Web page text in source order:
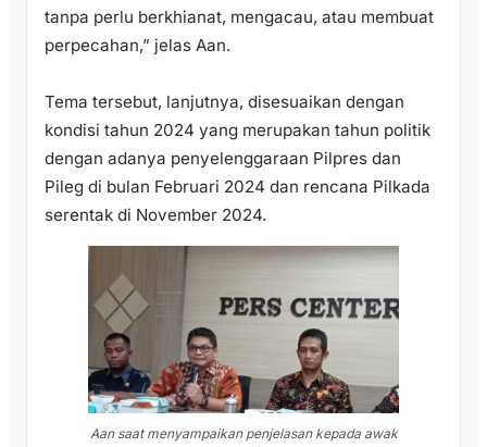
tanpa perlu berkhianat, mengacau, atau membuat
perpecahan,” jelas Aan.
Tema tersebut, lanjutnya, disesuaikan dengan
kondisi tahun 2024 yang merupakan tahun politik
dengan adanya penyelenggaraan Pilpres dan
Pileg di bulan Februari 2024 dan rencana Pilkada
serentak di November 2024.
Aan saat menyampaikan penjelasan kepada awak